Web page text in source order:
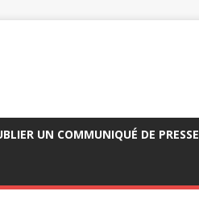
UN COMMUNIQUÉ DE PRESSE